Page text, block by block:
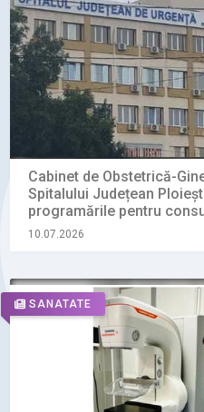
Cabinet de Obstetrică-
Spitalului Județean
programările pentru
10.07.2026
SANATATE